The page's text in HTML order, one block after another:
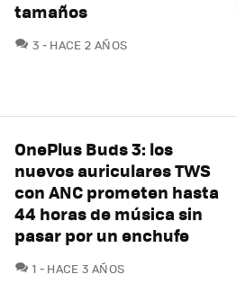
tamaños
3 COMENTARIOS
HACE 2 AÑOS
OnePlus Buds 3: los
nuevos auriculares TWS
con ANC prometen hasta
44 horas de música sin
pasar por un enchufe
1 COMENTARIOS
HACE 3 AÑOS